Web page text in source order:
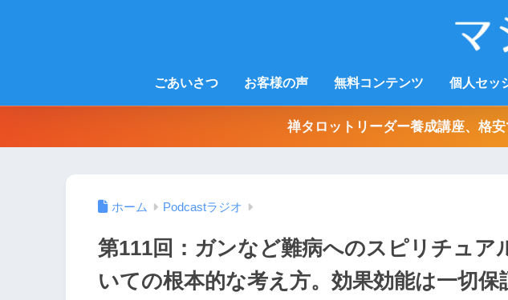
ごあいさつ お客様の声 無料コンテンツ 個人セッ
禅タロットリーダー養成講座、格
ホーム Podcastラジオ
第111回：ガンなど難病へのスピリチュア
いての根本的な考え方。効果効能は一切保